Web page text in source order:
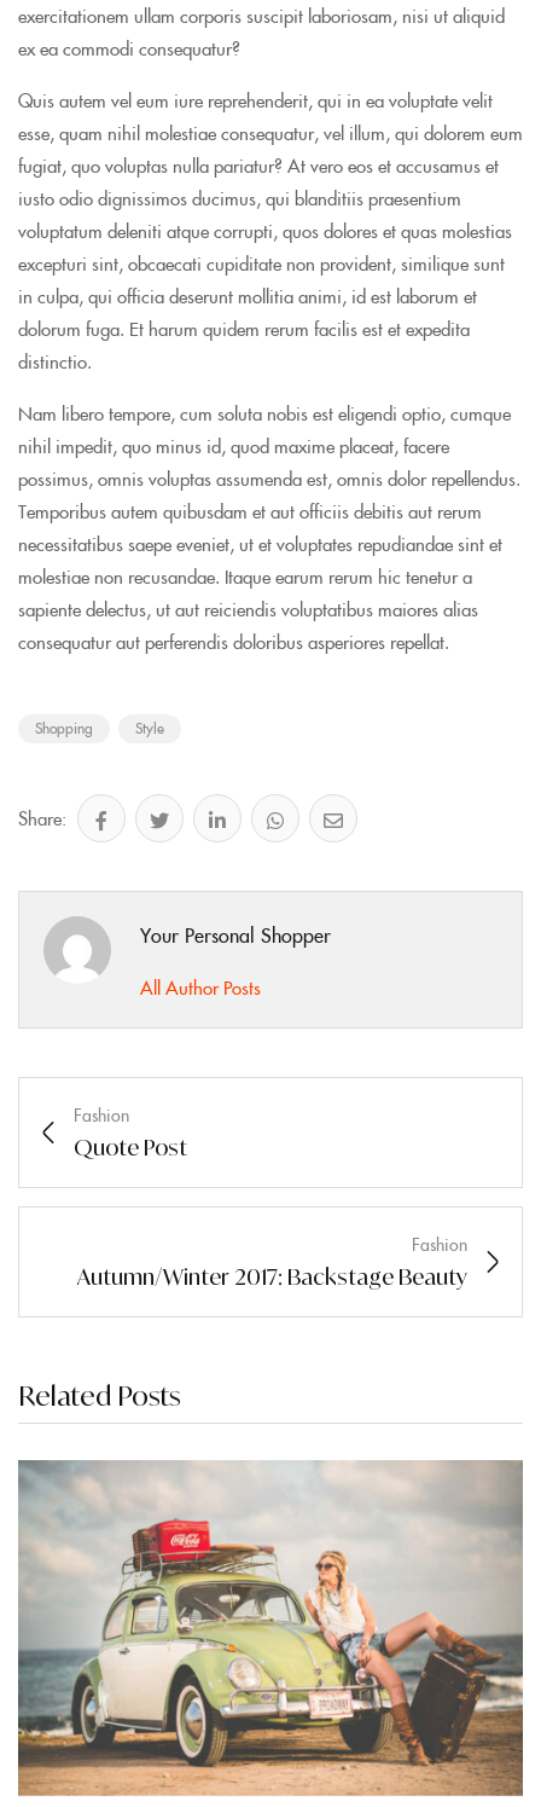
exercitationem ullam corporis suscipit laboriosam, nisi ut aliquid
ex ea commodi consequatur?
Quis autem vel eum iure reprehenderit, qui in ea voluptate velit
esse, quam nihil molestiae consequatur, vel illum, qui dolorem eum
fugiat, quo voluptas nulla pariatur? At vero eos et accusamus et
iusto odio dignissimos ducimus, qui blanditiis praesentium
voluptatum deleniti atque corrupti, quos dolores et quas molestias
excepturi sint, obcaecati cupiditate non provident, similique sunt
in culpa, qui officia deserunt mollitia animi, id est laborum et
dolorum fuga. Et harum quidem rerum facilis est et expedita
distinctio.
Nam libero tempore, cum soluta nobis est eligendi optio, cumque
nihil impedit, quo minus id, quod maxime placeat, facere
possimus, omnis voluptas assumenda est, omnis dolor repellendus.
Temporibus autem quibusdam et aut officiis debitis aut rerum
necessitatibus saepe eveniet, ut et voluptates repudiandae sint et
molestiae non recusandae. Itaque earum rerum hic tenetur a
sapiente delectus, ut aut reiciendis voluptatibus maiores alias
consequatur aut perferendis doloribus asperiores repellat.
Shopping Style
Share:
Your Personal Shopper
All Author Posts
Fashion
Quote Post
Fashion
Autumn/Winter 2017: Backstage Beauty
Related Posts